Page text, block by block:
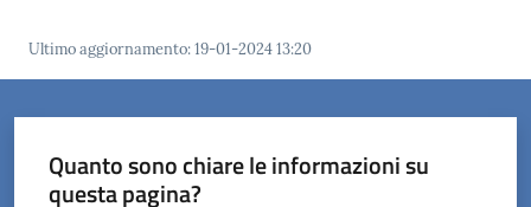
Servizi
Vivere
Borgo
Tossignano
Ultimo aggiornamento:19-01-2024 13:20
Quanto sono chiare le informazioni su
questa pagina?